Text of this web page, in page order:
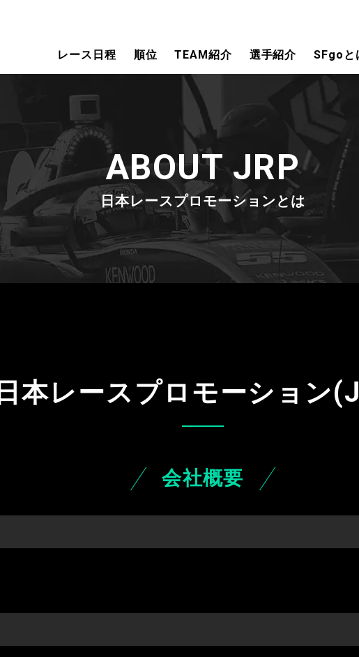
レース日程 順位 TEAM紹介 選手紹介 SFgoと
ABOUT JRP
日本レースプロモーションとは
日本レースプロモーション
会社概要